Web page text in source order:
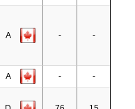
A - -
A - -